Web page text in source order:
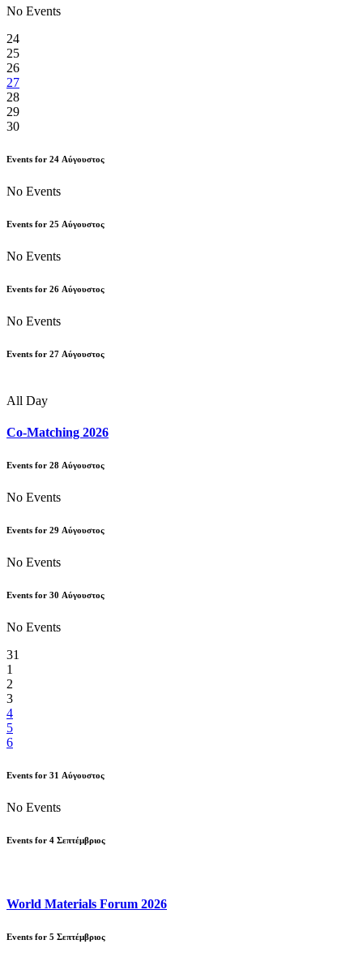
No Events
24
25
26
27
28
29
30
Events for 24 Αύγουστος
No Events
Events for 25 Αύγουστος
No Events
Events for 26 Αύγουστος
No Events
Events for 27 Αύγουστος
All Day
Co-Matching 2026
Events for 28 Αύγουστος
No Events
Events for 29 Αύγουστος
No Events
Events for 30 Αύγουστος
No Events
31
1
2
3
4
5
6
Events for 31 Αύγουστος
No Events
Events for 4 Σεπτέμβριος
World Materials Forum 2026
Events for 5 Σεπτέμβριος